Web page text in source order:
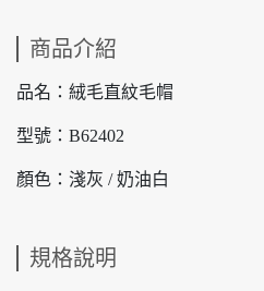
商品介紹
品名：絨毛直紋毛帽
型號：B62402
顏色：淺灰 / 奶油白
規格說明